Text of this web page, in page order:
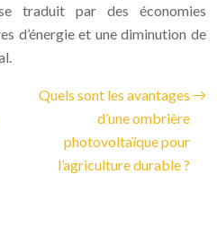
traduit par des économies
d’énergie et une diminution de
Quels sont les avantages
d’une ombrière
photovoltaïque pour
l’agriculture durable ?